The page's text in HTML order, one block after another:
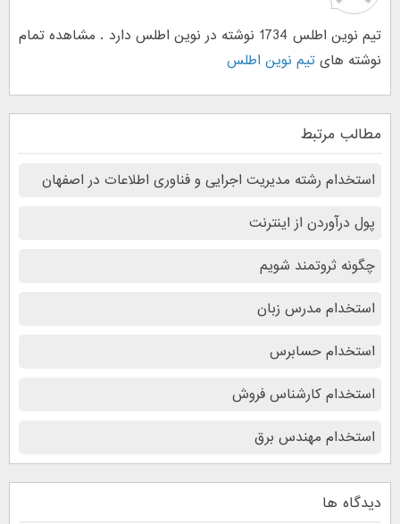
تیم نوین اطلس 1734 نوشته در نوین اطلس دارد . مشاهده تمام
نوشته های تیم نوین اطلس
مطالب مرتبط
استخدام رشته مدیریت اجرایی و فناوری اطلاعات در اصفهان
پول درآوردن از اینترنت
چگونه ثروتمند شویم
استخدام مدرس زبان
استخدام حسابرس
استخدام کارشناس فروش
استخدام مهندس برق
دیدگاه ها